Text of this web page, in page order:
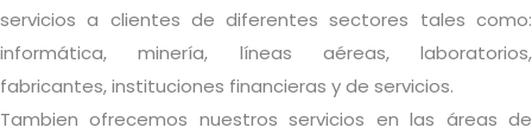
servicios a clientes de diferentes sectores tales como:
informática, minería, líneas aéreas, laboratorios,
fabricantes, instituciones financieras y de servicios.
Tambien ofrecemos nuestros servicios en las áreas de